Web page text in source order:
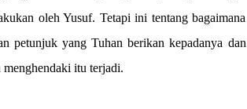
oleh Yusuf. Tetapi ini tentang bagaimana
petunjuk yang Tuhan berikan kepadanya dan
itu terjadi.